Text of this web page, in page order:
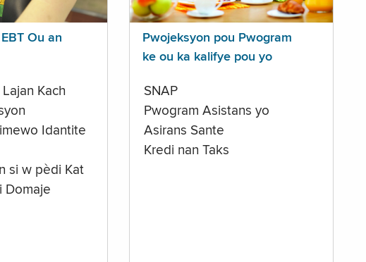
Ou an
Kach
Idantite
si w pèdi Kat
Domaje
Pwojeksyon pou Pwogram
ke ou ka kalifye pou yo
SNAP
Pwogram Asistans yo
Asirans Sante
Kredi nan Taks